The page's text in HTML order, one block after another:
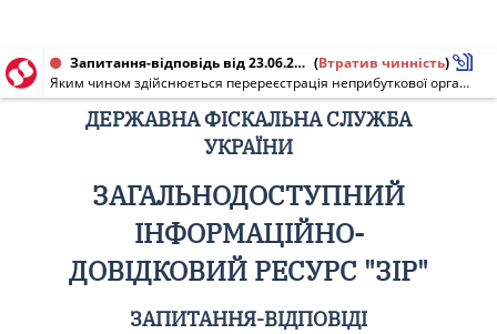
Запитання-відповідь від 23.06.2017 (Втратив чинність)
Яким чином здійснюється перереєстрація неприбуткової організації при внесенні змін до установчих документів та яким чином подається заява і установчі документи до контролюючого органу? [Діяло до 29.05.2019]
ДЕРЖАВНА ФІСКАЛЬНА СЛУЖБА
УКРАЇНИ
ЗАГАЛЬНОДОСТУПНИЙ
ІНФОРМАЦІЙНО-
ДОВІДКОВИЙ РЕСУРС "ЗІР"
ЗАПИТАННЯ-ВІДПОВІДІ